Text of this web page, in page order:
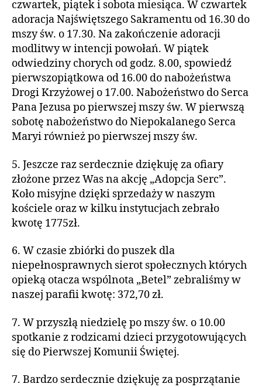
czwartek, piątek i sobota miesiąca. W czwartek
adoracja Najświętszego Sakramentu od 16.30 do
mszy św. o 17.30. Na zakończenie adoracji
modlitwy w intencji powołań. W piątek
odwiedziny chorych od godz. 8.00, spowiedź
pierwszopiątkowa od 16.00 do nabożeństwa
Drogi Krzyżowej o 17.00. Nabożeństwo do Serca
Pana Jezusa po pierwszej mszy św. W pierwszą
sobotę nabożeństwo do Niepokalanego Serca
Maryi również po pierwszej mszy św.
5. Jeszcze raz serdecznie dziękuję za ofiary
złożone przez Was na akcję „Adopcja Serc”.
Koło misyjne dzięki sprzedaży w naszym
kościele oraz w kilku instytucjach zebrało
kwotę 1775zł.
6. W czasie zbiórki do puszek dla
niepełnosprawnych sierot społecznych których
opieką otacza wspólnota „Betel” zebraliśmy w
naszej parafii kwotę: 372,70 zł.
7. W przyszłą niedzielę po mszy św. o 10.00
spotkanie z rodzicami dzieci przygotowujących
się do Pierwszej Komunii Świętej.
7. Bardzo serdecznie dziękuję za posprzątanie